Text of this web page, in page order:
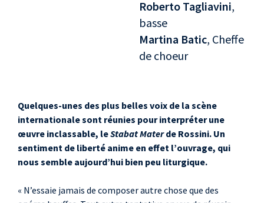
Roberto Tagliavini,
basse
Martina Batic, Cheffe
de choeur
Quelques-unes des plus belles voix de la scène
internationale sont réunies pour interpréter une
œuvre inclassable, leStabat Materde Rossini. Un
sentiment de liberté anime en effet l’ouvrage, qui
nous semble aujourd’hui bien peu liturgique.
« N’essaie jamais de composer autre chose que des